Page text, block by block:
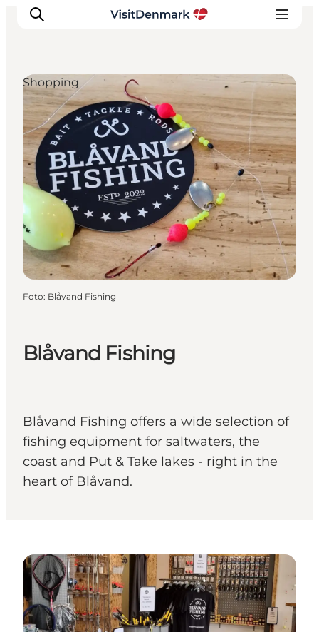
Ispirazioni
Dove andare
Cosa fare
Dove dormire
Pianifica il viaggio
Blåvand Fishing
Blåvand Fishing offers a wide selection of
fishing equipment for saltwaters, the
coast and Put & Take lakes - right in the
heart of Blåvand.
Shopping
Foto: Blåvand Fishing